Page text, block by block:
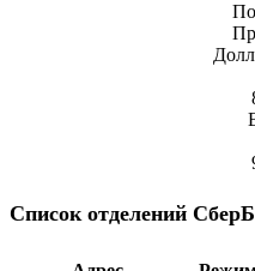
Список отделений